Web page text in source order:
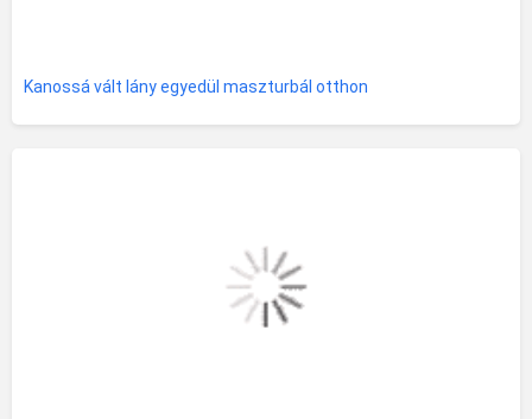
Kanossá vált lány egyedül maszturbál otthon